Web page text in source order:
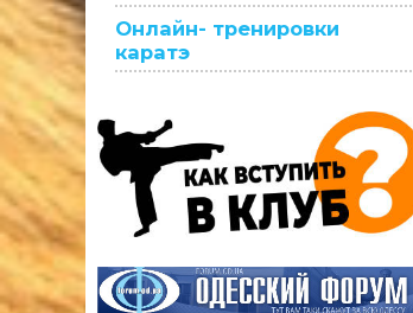
Онлайн- тренировки
каратэ